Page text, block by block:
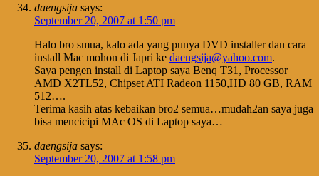
daengsija says:
September 20, 2007 at 1:50 pm
Halo bro smua, kalo ada yang punya DVD installer dan cara
install Mac mohon di Japri ke daengsija@yahoo.com.
Saya pengen install di Laptop saya Benq T31, Processor
AMD X2TL52, Chipset ATI Radeon 1150,HD 80 GB, RAM
512….
Terima kasih atas kebaikan bro2 semua…mudah2an saya juga
bisa mencicipi MAc OS di Laptop saya…
daengsija says:
September 20, 2007 at 1:58 pm